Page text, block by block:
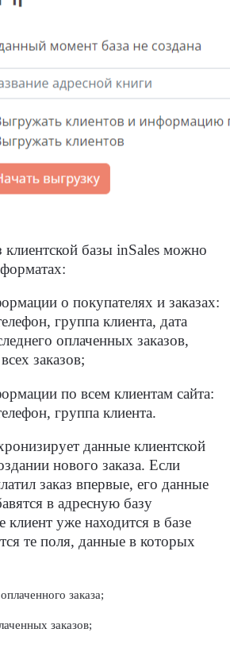
базы inSales можно
о покупателях и заказах:
группа клиента, дата
оплаченных заказов,
заказов;
по всем клиентам сайта:
группа клиента.
данные клиентской
нового заказа. Если
заказ впервые, его данные
в адресную базу
уже находится в базе
те поля, данные в которых
заказа;
заказов;